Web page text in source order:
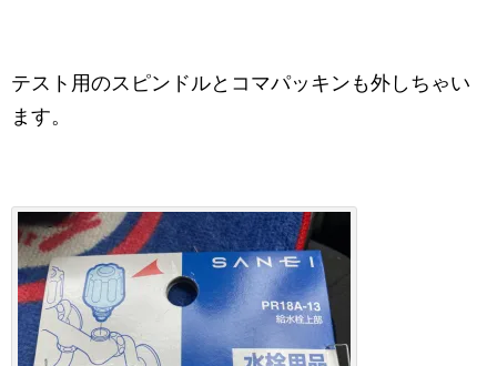
テスト用のスピンドルとコマパッキンも外しちゃい
ます。